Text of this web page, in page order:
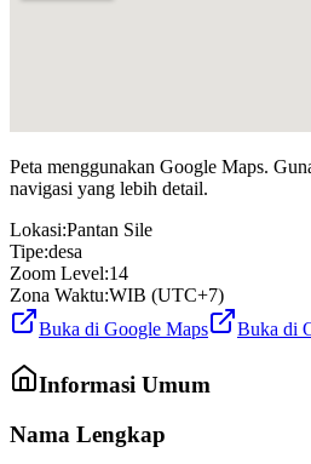
Peta menggunakan Google Maps.
navigasi yang lebih detail.
Lokasi:Pantan Sile
Tipe:desa
Zoom Level:14
Zona Waktu:WIB (UTC+7)
Buka di Google Maps
Buka di
Informasi Umum
Nama Lengkap